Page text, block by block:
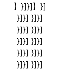
】}]}]】}]
}]}] }]}]
}]}] }]}]
}]}] }]}]
}]}] }]}]
}]}] }]}]